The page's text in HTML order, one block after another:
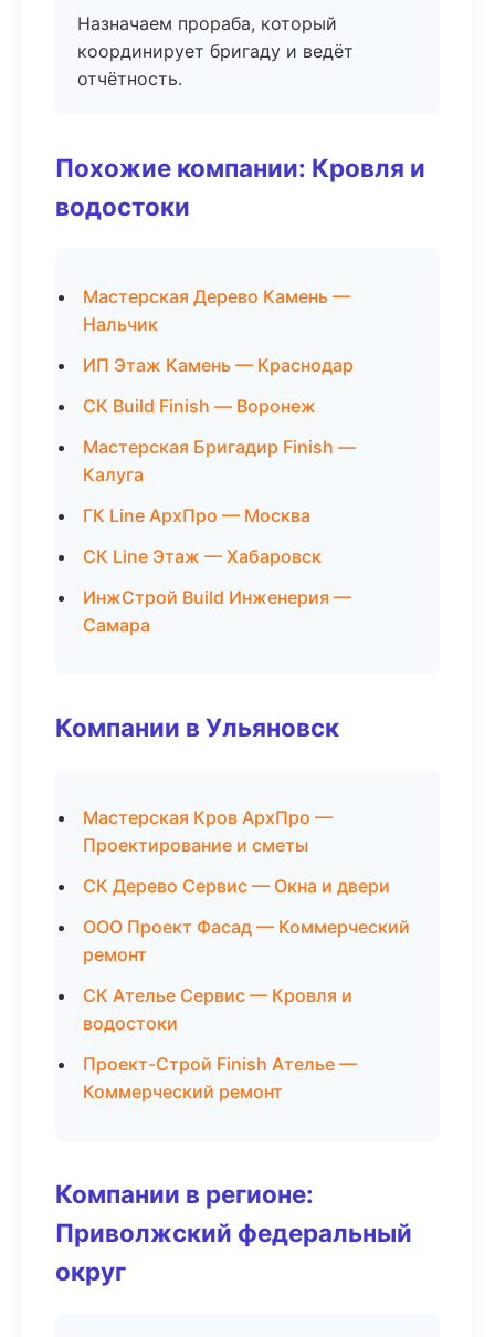
Назначаем прораба, который
координирует бригаду и ведёт
отчётность.
Похожие компании: Кровля и
водостоки
Мастерская Дерево Камень —
Нальчик
ИП Этаж Камень — Краснодар
СК Build Finish — Воронеж
Мастерская Бригадир Finish —
Калуга
ГК Line АрхПро — Москва
СК Line Этаж — Хабаровск
ИнжСтрой Build Инженерия —
Самара
Компании в Ульяновск
Мастерская Кров АрхПро —
Проектирование и сметы
СК Дерево Сервис — Окна и двери
ООО Проект Фасад — Коммерческий
ремонт
СК Ателье Сервис — Кровля и
водостоки
Проект-Строй Finish Ателье —
Коммерческий ремонт
Компании в регионе:
Приволжский федеральный
округ